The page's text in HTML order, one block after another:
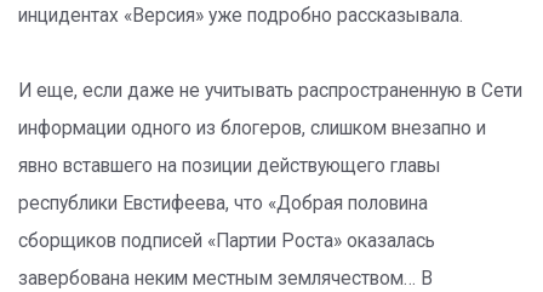
инцидентах «Версия» уже подробно рассказывала.
И еще, если даже не учитывать распространенную в Сети
информации одного из блогеров, слишком внезапно и
явно вставшего на позиции действующего главы
республики Евстифеева, что «Добрая половина
сборщиков подписей «Партии Роста» оказалась
завербована неким местным землячеством… В